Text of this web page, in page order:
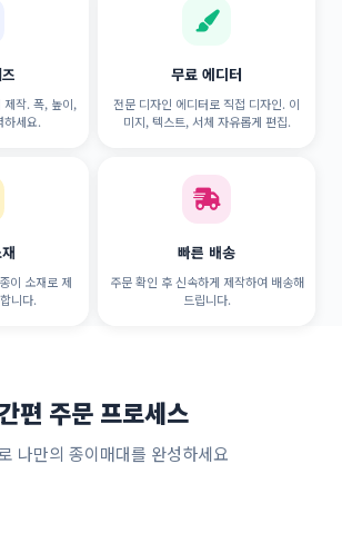
제작. 폭, 높이,
하세요.
무료 에디터
전문 디자인 에디터로 직접 디자인. 이
미지, 텍스트, 서체 자유롭게 편집.
이 소재로 제
니다.
빠른 배송
주문 확인 후 신속하게 제작하여 배송해
드립니다.
편 주문 프로세스
나만의 종이매대를 완성하세요